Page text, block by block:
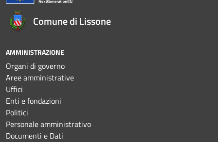
Comune di Lissone
AMMINISTRAZIONE
Organi di governo
Aree amministrative
Uffici
Enti e fondazioni
Politici
Personale amministrativo
Documenti e Dati